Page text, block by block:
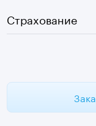
г. Колпино
Медицинские
Страхование